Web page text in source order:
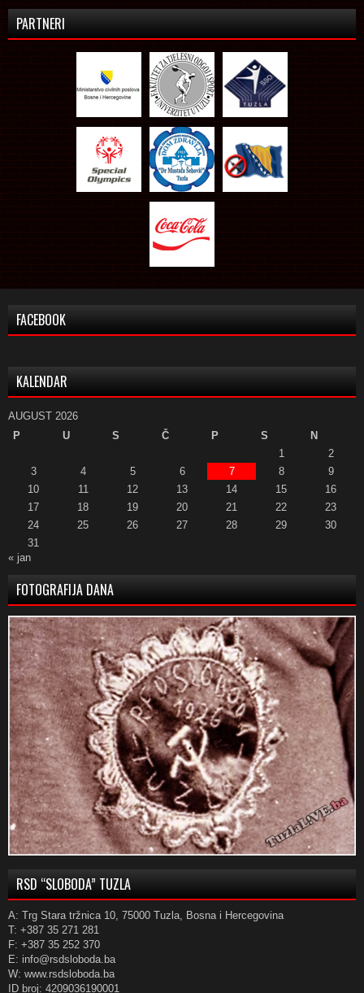
PARTNERI
FACEBOOK
KALENDAR
AUGUST 2026
P
U S Č P S
N
1
2
3
4 5 6 7 8
9
10
11 12 13 14 15
16
17
18 19 20 21 22
23
24
25 26 27 28 29
30
31
« jan
FOTOGRAFIJA DANA
RSD “SLOBODA” TUZLA
A: Trg Stara tržnica 10, 75000 Tuzla, Bosna i Hercegovina
T: +387 35 271 281
F: +387 35 252 370
E: info@rsdsloboda.ba
W: www.rsdsloboda.ba
ID broj: 4209036190001